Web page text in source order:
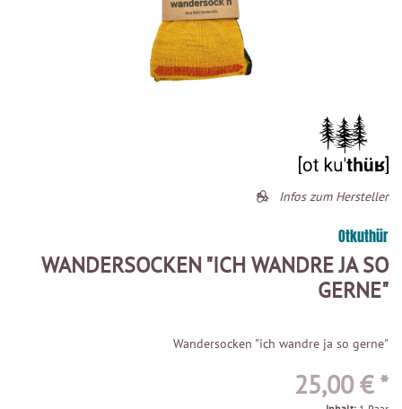
Infos zum Hersteller
Otkuthür
WANDERSOCKEN "ICH WANDRE JA SO
GERNE"
Wandersocken "ich wandre ja so gerne"
25,00 € *